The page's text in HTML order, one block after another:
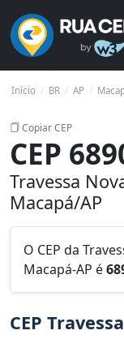
Início BR AP
Copiar CEP
CEP
Travessa
Macapá/AP
O CEP da
Macapá-AP é
CEP